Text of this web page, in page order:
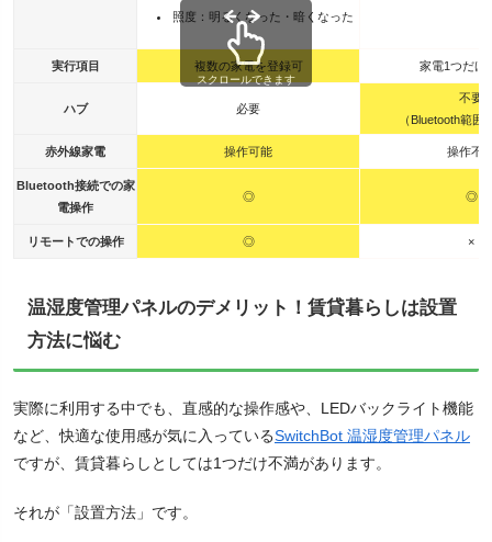
照度：明るくなった・暗くなった
実行項目 複数の家電を登録可 家電1つだけ
ハブ 必要
不要
（Bluetooth範囲
赤外線家電 操作可能 操作不
Bluetooth接続での家
電操作
◎ ◎
リモートでの操作 ◎ ×
スクロールできます
温湿度管理パネルのデメリット！賃貸暮らしは設置
方法に悩む
実際に利用する中でも、直感的な操作感や、LEDバックライト機能
など、快適な使用感が気に入っているSwitchBot 温湿度管理パネル
ですが、賃貸暮らしとしては1つだけ不満があります。
それが「設置方法」です。